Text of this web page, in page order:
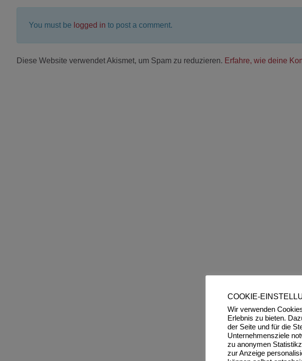
You must be logged in to post a comment.
Diese Website verwendet Akismet, um Spam zu reduzieren. Erfahre, wie deine
COOKIE-
Wir verwenden
Erlebnis zu bieten.
der Seite und für die
Unternehmensziele
zu anonymen
zur Anzeige